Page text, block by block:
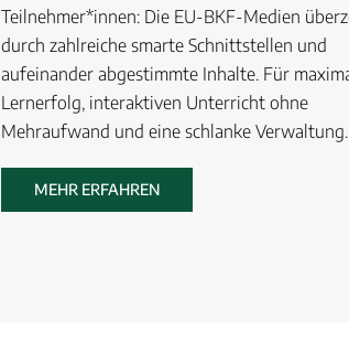
Teilnehmer*innen: Die EU-BKF-Medien
durch zahlreiche smarte Schnittstellen und
aufeinander abgestimmte Inhalte. Für
Lernerfolg, interaktiven Unterricht ohne
Mehraufwand und eine schlanke Verwaltung.
MEHR ERFAHREN